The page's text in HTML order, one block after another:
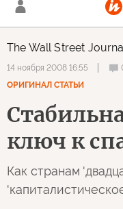
The Wall Street
14 ноября 2008 16:55
ОРИГИНАЛ СТАТЬИ
ключ к
Как странам